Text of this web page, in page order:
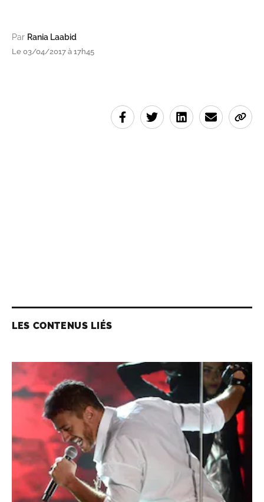
Par Rania Laabid
Le 03/04/2017 à 17h45
LES CONTENUS LIÉS